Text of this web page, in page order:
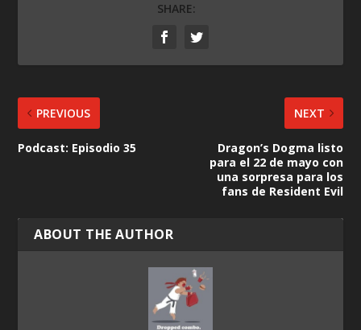
SHARE:
PREVIOUS
Podcast: Episodio 35
NEXT
Dragon’s Dogma listo
para el 22 de mayo con
una sorpresa para los
fans de Resident Evil
ABOUT THE AUTHOR